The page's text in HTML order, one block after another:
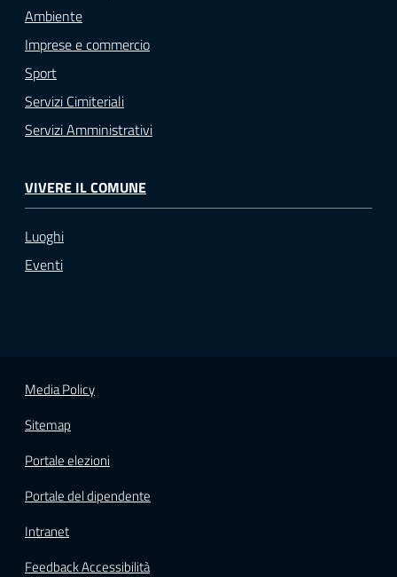
Ambiente
Imprese e commercio
Sport
Servizi Cimiteriali
Servizi Amministrativi
VIVERE IL COMUNE
Luoghi
Eventi
Media Policy
Sitemap
Portale elezioni
Portale del dipendente
Intranet
Feedback Accessibilità